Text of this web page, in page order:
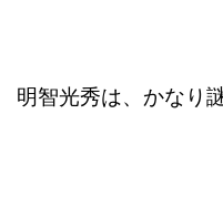
明智光秀は、かなり